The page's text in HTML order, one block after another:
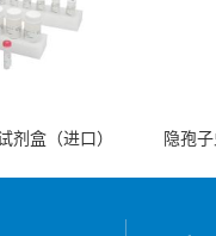
剂盒（进口） 隐孢